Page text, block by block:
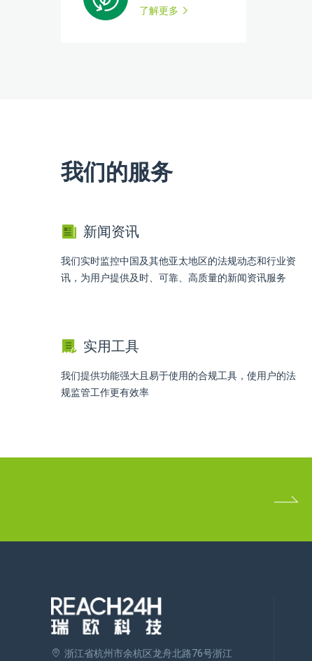
了解更多
我们的服务
新闻资讯
我们实时监控中国及其他亚太地区的法规动态和行业资
讯，为用户提供及时、可靠、高质量的新闻资讯服务
实用工具
我们提供功能强大且易于使用的合规工具，使用户的法
规监管工作更有效率
浙江省杭州市余杭区龙舟北路76号浙江